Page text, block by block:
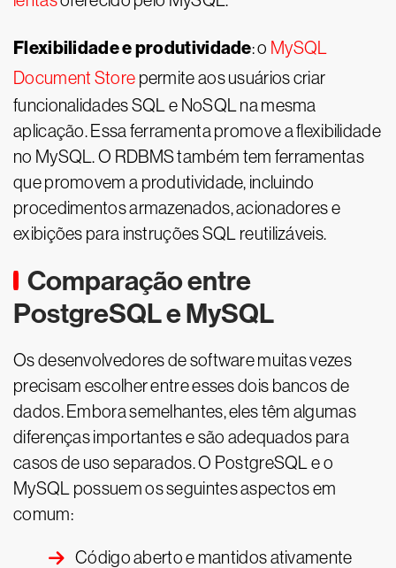
Flexibilidade e produtividade: o MySQL
Document Store permite aos usuários criar
funcionalidades SQL e NoSQL na mesma
aplicação. Essa ferramenta promove a flexibilidade
no MySQL. O RDBMS também tem ferramentas
que promovem a produtividade, incluindo
procedimentos armazenados, acionadores e
exibições para instruções SQL reutilizáveis.
Comparação entre
PostgreSQL e MySQL
Os desenvolvedores de software muitas vezes
precisam escolher entre esses dois bancos de
dados. Embora semelhantes, eles têm algumas
diferenças importantes e são adequados para
casos de uso separados. O PostgreSQL e o
MySQL possuem os seguintes aspectos em
comum:
Código aberto e mantidos ativamente